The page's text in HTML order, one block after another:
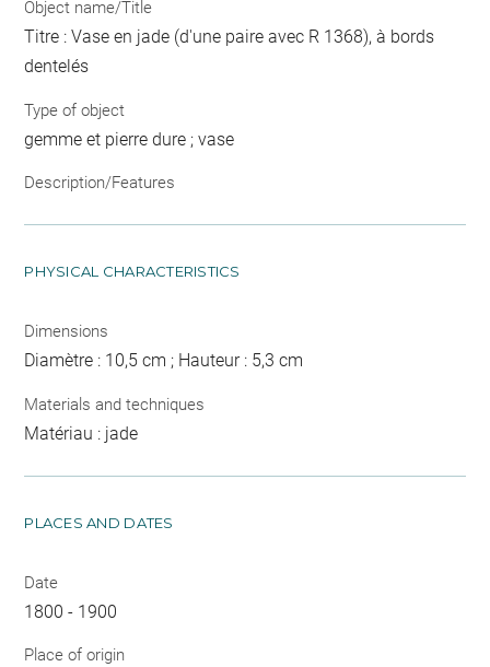
Object name/Title
Titre : Vase en jade (d'une paire avec R 1368), à bords
dentelés
Type of object
gemme et pierre dure ; vase
Description/Features
PHYSICAL CHARACTERISTICS
Dimensions
Diamètre : 10,5 cm ; Hauteur : 5,3 cm
Materials and techniques
Matériau : jade
PLACES AND DATES
Date
1800 - 1900
Place of origin